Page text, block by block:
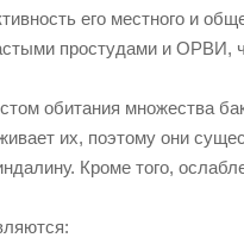
его местного и
простудами и ОРВИ,
обитания множества
их, поэтому они
Кроме того,